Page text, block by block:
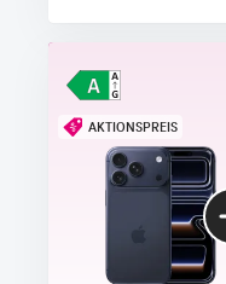
AKTIONSPREIS